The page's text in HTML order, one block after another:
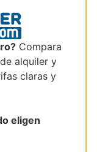
Compara
alquiler y
claras y
eligen